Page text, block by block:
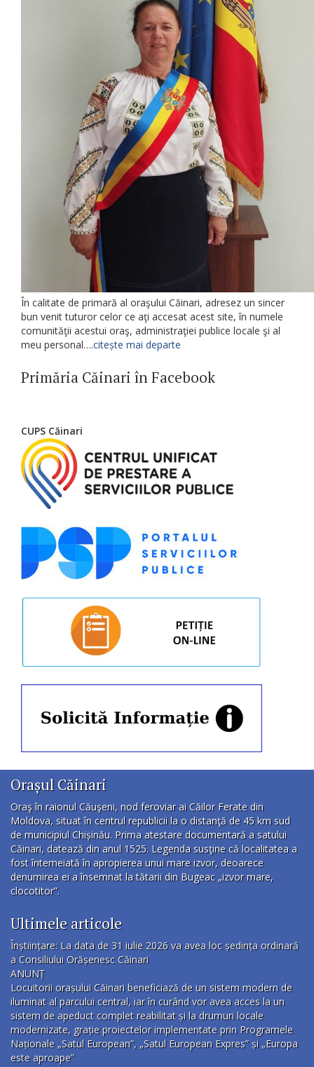
În calitate de primară al oraşului Căinari, adresez un sincer
bun venit tuturor celor ce aţi accesat acest site, în numele
comunităţii acestui oraş, administraţiei publice locale şi al
meu personal….citește mai departe
Primăria Căinari în Facebook
CUPS Căinari
Orașul Căinari
Oraş în raionul Căuşeni, nod feroviar ai Căilor Ferate din
Moldova, situat în centrul republicii la o distanţă de 45 km sud
de municipiul Chișinău. Prima atestare documentară a satului
Căinari, datează din anul 1525. Legenda susţine că localitatea a
fost întemeiată în apropierea unui mare izvor, deoarece
denumirea ei a însemnat la tătarii din Bugeac „izvor mare,
clocotitor”.
Ultimele articole
Înștiințare: La data de 31 iulie 2026 va avea loc ședința ordinară
a Consiliului Orășenesc Căinari
ANUNȚ
Locuitorii orașului Căinari beneficiază de un sistem modern de
iluminat al parcului central, iar în curând vor avea acces la un
sistem de apeduct complet reabilitat și la drumuri locale
modernizate, grație proiectelor implementate prin Programele
Naționale „Satul European”, „Satul European Expres” și „Europa
este aproape”